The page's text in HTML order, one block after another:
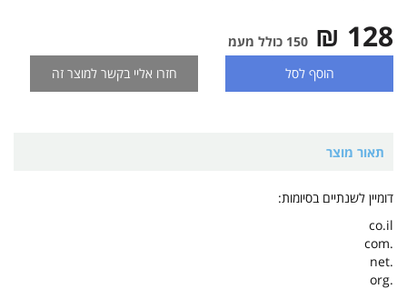
128 ₪
150 כולל מעמ
חזרו אליי בקשר למוצר זה
הוסף לסל
תאור מוצר
דומיין לשנתיים בסיומות:
co.il
.com
.net
.org